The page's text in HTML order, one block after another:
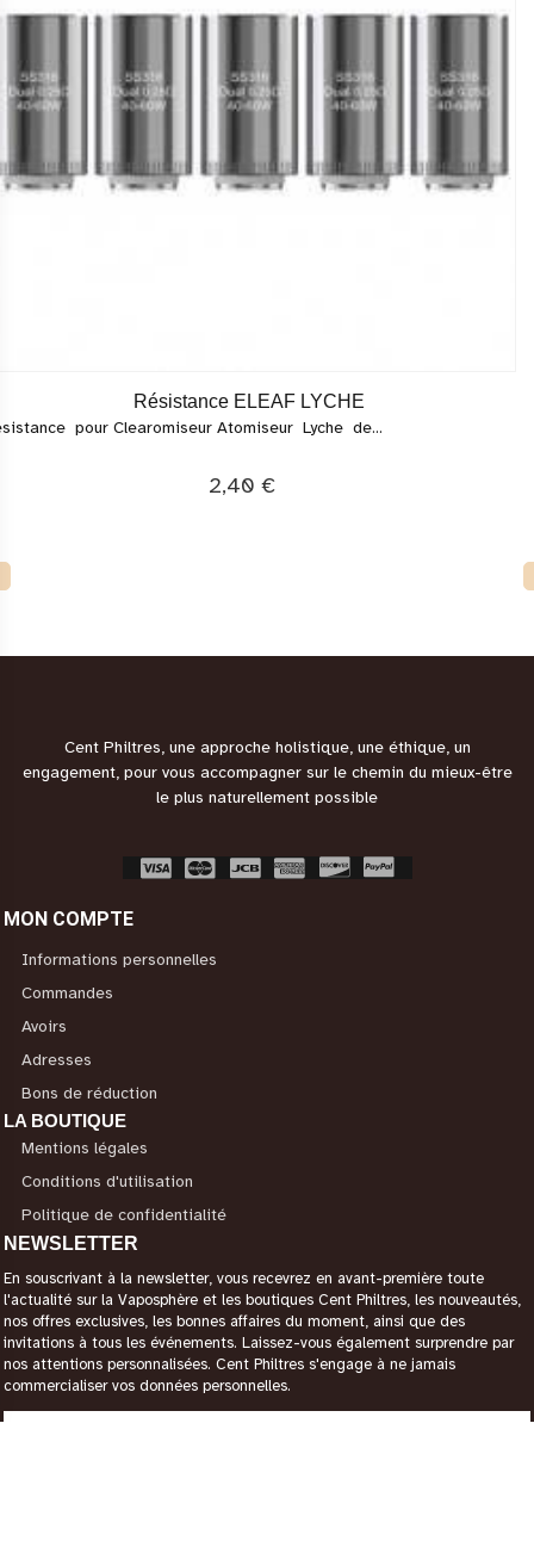
Résistance ELEAF LYCHE
pour Clearomiseur Atomiseur Lyche de...
2,40 €
Cent Philtres, une approche holistique, une éthique, un
engagement, pour vous accompagner sur le chemin du mieux-être
le plus naturellement possible
MON COMPTE
Informations personnelles
Commandes
Avoirs
Adresses
Bons de réduction
LA BOUTIQUE
Mentions légales
Conditions d'utilisation
Politique de confidentialité
NEWSLETTER
En souscrivant à la newsletter, vous recevrez en avant-première toute
l'actualité sur la Vaposphère et les boutiques Cent Philtres, les nouveautés,
nos offres exclusives, les bonnes affaires du moment, ainsi que des
invitations à tous les événements. Laissez-vous également surprendre par
nos attentions personnalisées. Cent Philtres s'engage à ne jamais
commercialiser vos données personnelles.